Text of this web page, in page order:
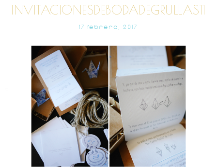
INVITACIONESDEBODADEGRULLAS11
17 FEBRERO, 2017